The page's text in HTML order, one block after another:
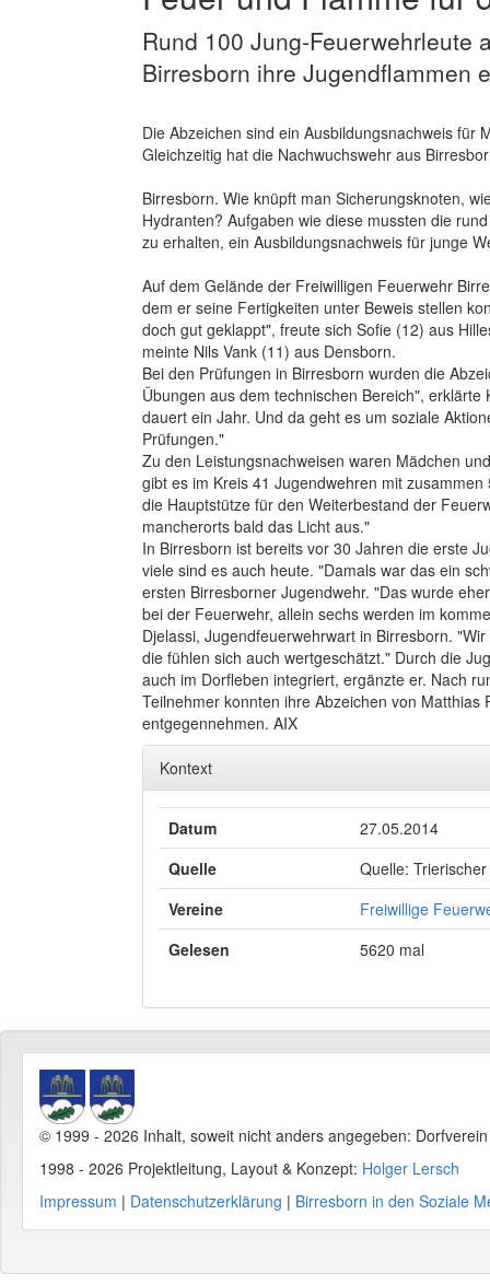
Rund 100 Jung-Feuerwehrleute
Birresborn ihre Jugendflammen
Die Abzeichen sind ein Ausbildungsnachweis
Gleichzeitig hat die Nachwuchswehr aus
Birresborn. Wie knüpft man Sicherungsknoten,
Hydranten? Aufgaben wie diese mussten die
zu erhalten, ein Ausbildungsnachweis für junge
Auf dem Gelände der Freiwilligen Feuerwehr
dem er seine Fertigkeiten unter Beweis stellen
doch gut geklappt", freute sich Sofie (12) aus
meinte Nils Vank (11) aus Densborn.
Bei den Prüfungen in Birresborn wurden die
Übungen aus dem technischen Bereich",
dauert ein Jahr. Und da geht es um soziale
Prüfungen."
Zu den Leistungsnachweisen waren Mädchen
gibt es im Kreis 41 Jugendwehren mit
die Hauptstütze für den Weiterbestand der
mancherorts bald das Licht aus."
In Birresborn ist bereits vor 30 Jahren die erste
viele sind es auch heute. "Damals war das ein
ersten Birresborner Jugendwehr. "Das wurde
bei der Feuerwehr, allein sechs werden im
Djelassi, Jugendfeuerwehrwart in Birresborn.
die fühlen sich auch wertgeschätzt." Durch die
auch im Dorfleben integriert, ergänzte er. Nach
Teilnehmer konnten ihre Abzeichen von
entgegennehmen. AIX
Kontext
Datum
27.05.2014
Quelle
Quelle:
Vereine
Freiwillige
Gelesen
5620 mal
© 1999 - 2026 Inhalt, soweit nicht anders angegeben:
1998 - 2026 Projektleitung, Layout & Konzept: Holger Lersch
Impressum | Datenschutzerklärung | Birresborn in den Soziale